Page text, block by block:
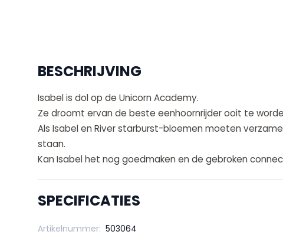
BESCHRIJVING
Isabel is dol op de Unicorn Academy.
Ze droomt ervan de beste eenhoornrijder ooit te
Als Isabel en River starburst-bloemen moeten
staan.
Kan Isabel het nog goedmaken en de gebroken
SPECIFICATIES
Artikelnummer: 503064